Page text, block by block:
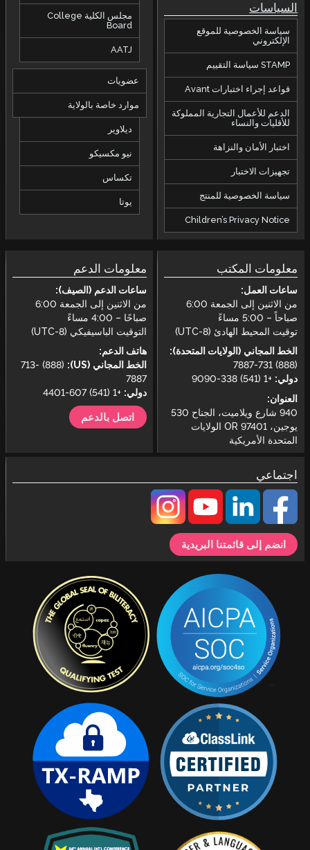
السياسات
سياسة الخصوصية للموقع
الإلكتروني
STAMP سياسة التقييم
قواعد إجراء اختبارات Avant
الدعم للأعمال التجارية المملوكة
للأقليات والنساء
اختبار الأمان والنزاهة
تجهيزات الاختبار
سياسة الخصوصية للمنتج
Children’s Privacy Notice
مجلس الكلية College
Board
AATJ
عضويات
موارد خاصة بالولاية
ديلاوير
نيو مكسيكو
تكساس
يوتا
معلومات المكتب
ساعات العمل:
من الاثنين إلى الجمعة 6:00
صباحاً – 5:00 مساءً
توقيت المحيط الهادئ (UTC-8)
الخط المجاني (الولايات المتحدة):
(888) 731-7887
دولي: +1 (541) 338-9090
العنوان:
940 شارع ويلاميت، الجناح 530
يوجين، OR 97401 الولايات
المتحدة الأمريكية
معلومات الدعم
ساعات الدعم (الصيف):
من الاثنين إلى الجمعة 6:00
صباحًا – 4:00 مساءً
التوقيت الباسيفيكي (UTC-8)
هاتف الدعم:
الخط المجاني (US):
(888) 713-
7887
دولي: +1 (541) 607-4401
اتصل بالدعم
اجتماعي
انضم إلى قائمتنا البريدية